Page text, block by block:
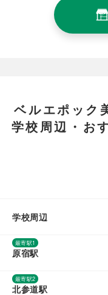
ベルエポック
学校周辺・お
学校周辺
最寄駅1
原宿駅
最寄駅2
北参道駅